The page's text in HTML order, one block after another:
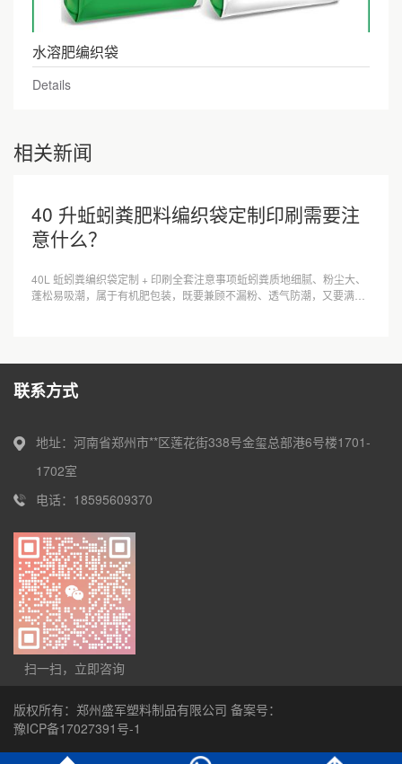
水溶肥编织袋
Details
相关新闻
40 升蚯蚓粪肥料编织袋定制印刷需要注
意什么？
40L 蚯蚓粪编织袋定制 + 印刷全套注意事项蚯蚓粪质地细腻、粉尘大、
蓬松易吸潮，属于有机肥包装，既要兼顾不漏粉、透气防潮，又要满足
联系方式
地址：河南省郑州市**区莲花街338号金玺总部港6号楼1701-
1702室
电话：18595609370
扫一扫，立即咨询
版权所有：郑州盛军塑料制品有限公司 备案号：
豫ICP备17027391号-1